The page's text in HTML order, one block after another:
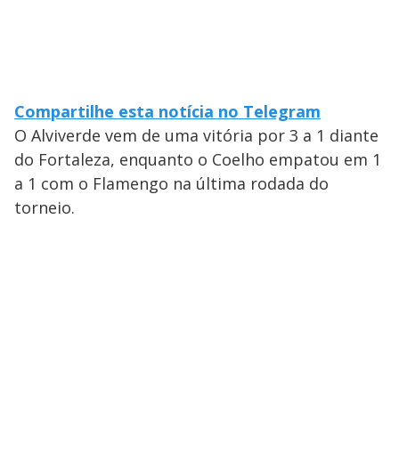
Compartilhe esta notícia no Telegram
O Alviverde vem de uma vitória por 3 a 1 diante
do Fortaleza, enquanto o Coelho empatou em 1
a 1 com o Flamengo na última rodada do
torneio.